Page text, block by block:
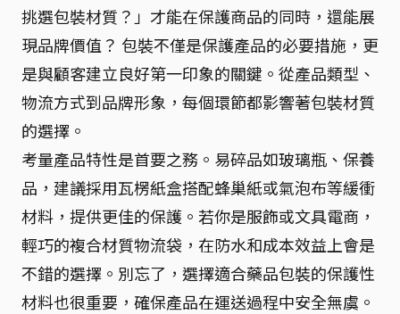
挑選包裝材質？」才能在保護商品的同時，還能展
現品牌價值？ 包裝不僅是保護產品的必要措施，更
是與顧客建立良好第一印象的關鍵。從產品類型、
物流方式到品牌形象，每個環節都影響著包裝材質
的選擇。
考量產品特性是首要之務。易碎品如玻璃瓶、保養
品，建議採用瓦楞紙盒搭配蜂巢紙或氣泡布等緩衝
材料，提供更佳的保護。若你是服飾或文具電商，
輕巧的複合材質物流袋，在防水和成本效益上會是
不錯的選擇。別忘了，選擇適合藥品包裝的保護性
材料也很重要，確保產品在運送過程中安全無虞。